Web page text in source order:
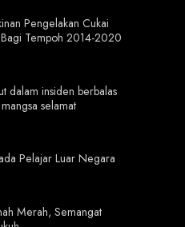
Pengelakan Cukai
Tempoh 2014-2020
dalam insiden berbalas
selamat
Pelajar Luar Negara
Merah, Semangat